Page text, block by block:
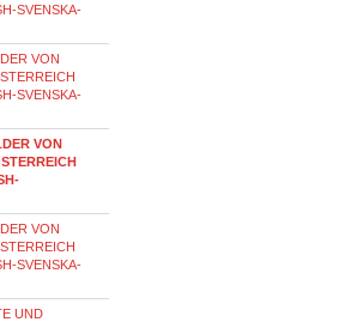
SVENSKA-
VON
SVENSKA-
VON
VON
SVENSKA-
UND